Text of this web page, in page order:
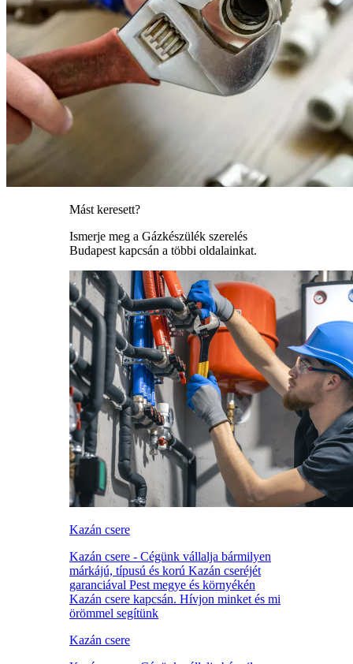
Mást keresett?
Ismerje meg a Gázkészülék szerelés
Budapest kapcsán a többi oldalainkat.
Kazán csere
Kazán csere - Cégünk vállalja bármilyen
márkájú, típusú és korú Kazán cseréjét
garanciával Pest megye és környékén
Kazán csere kapcsán. Hívjon minket és mi
örömmel segítünk
Kazán csere